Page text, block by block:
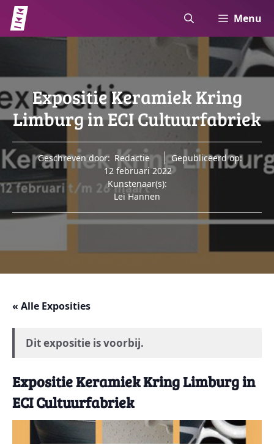
naar
de
Menu
Expositie Keramiek Kring
Limburg in ECI Cultuurfabriek
Geschreven door: Redactie
Gepubliceerd op:
12 februari 2022
Kunstenaar(s):
Lei Hannen
« Alle Exposities
Dit expositie is voorbij.
Expositie Keramiek Kring Limburg in
ECI Cultuurfabriek